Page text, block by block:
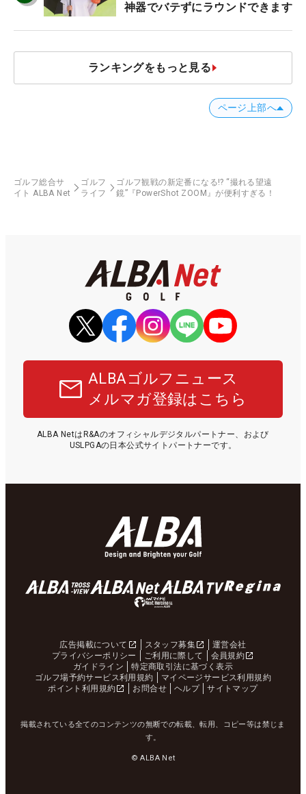
神器でバテずにラウンドできます
ランキングをもっと見る
ページ上部へ
ゴルフ総合サ
イト ALBA Net
ゴルフ
ライフ
ゴルフ観戦の新定番になる!? “撮れる望遠
鏡”『PowerShot ZOOM』が便利すぎる！
ALBAゴルフニュース
メルマガ登録はこちら
ALBA NetはR&Aのオフィシャルデジタルパートナー、および
USLPGAの日本公式サイトパートナーです。
広告掲載について スタッフ募集
運営会社
プライバシーポリシー
ご利用に際して
会員規約
ガイドライン
特定商取引法に基づく表示
ゴルフ場予約サービス利用規約
マイページサービス利用規約
ポイント利用規約
お問合せ ヘルプ サイトマップ
掲載されている全てのコンテンツの無断での転載、転用、コピー等は禁じま
す。
© ALBA Net